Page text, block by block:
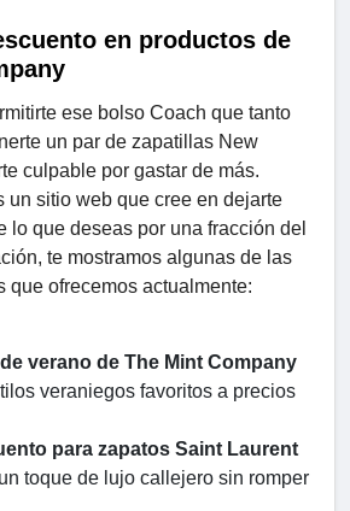
en productos de
ese bolso Coach que tanto
un par de zapatillas New
culpable por gastar de más.
un sitio web que cree en dejarte
lo que deseas por una fracción del
te mostramos algunas de las
que ofrecemos actualmente:
verano de The Mint Company
veraniegos favoritos a precios
para zapatos Saint Laurent
toque de lujo callejero sin romper